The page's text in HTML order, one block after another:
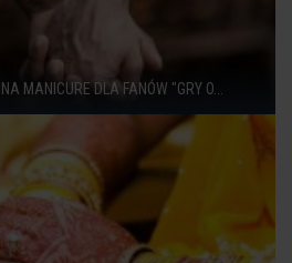
MANICURE DLA FANÓW "GRY O...